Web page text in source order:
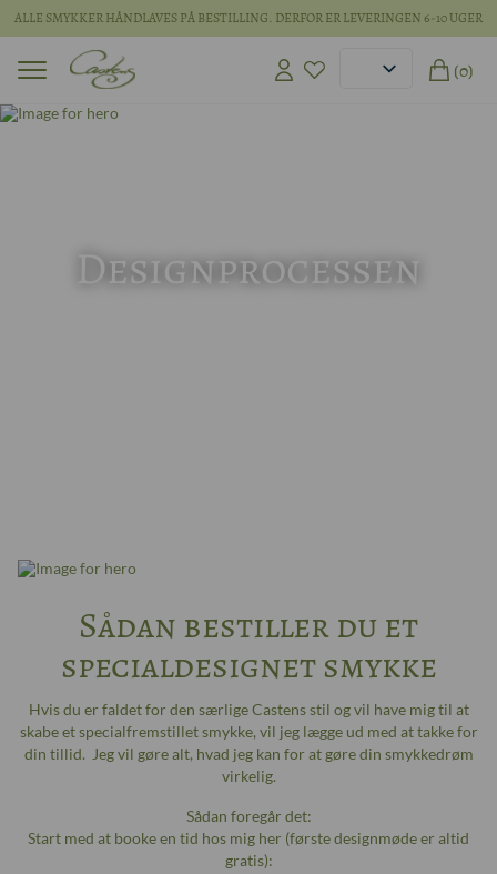
ALLE SMYKKER HÅNDLAVES PÅ BESTILLING. DERFOR ER LEVERINGEN 6-10 UGER
(0)
Designprocessen
Sådan bestiller du et
specialdesignet smykke
Hvis du er faldet for den særlige Castens stil og vil have mig til at
skabe et specialfremstillet smykke, vil jeg lægge ud med at takke for
din tillid. Jeg vil gøre alt, hvad jeg kan for at gøre din smykkedrøm
virkelig.
Sådan foregår det:
Start med at booke en tid hos mig her (første designmøde er altid
gratis):